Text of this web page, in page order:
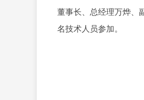
董事长、总经理万烨、
名技术人员参加。